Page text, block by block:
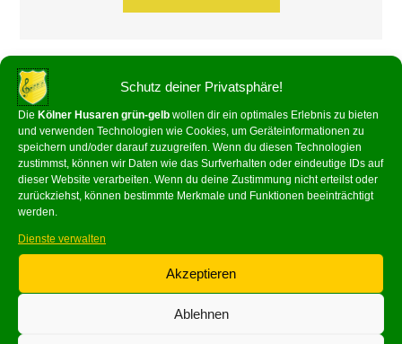
Schutz deiner Privatsphäre!
Die Kölner Husaren grün-gelb wollen dir ein optimales Erlebnis zu bieten
und verwenden Technologien wie Cookies, um Geräteinformationen zu
speichern und/oder darauf zuzugreifen. Wenn du diesen Technologien
zustimmst, können wir Daten wie das Surfverhalten oder eindeutige IDs auf
dieser Website verarbeiten. Wenn du deine Zustimmung nicht erteilst oder
zurückziehst, können bestimmte Merkmale und Funktionen beeinträchtigt
werden.
Dienste verwalten
Akzeptieren
Ablehnen